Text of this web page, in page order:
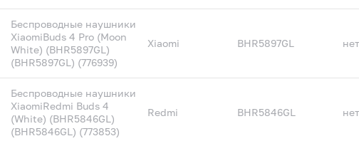
Беспроводные наушники
XiaomiBuds 4 Pro (Moon
White) (BHR5897GL)
(BHR5897GL) (776939)
Xiaomi BHR5897GL нет
Беспроводные наушники
XiaomiRedmi Buds 4
(White) (BHR5846GL)
(BHR5846GL) (773853)
Redmi BHR5846GL нет